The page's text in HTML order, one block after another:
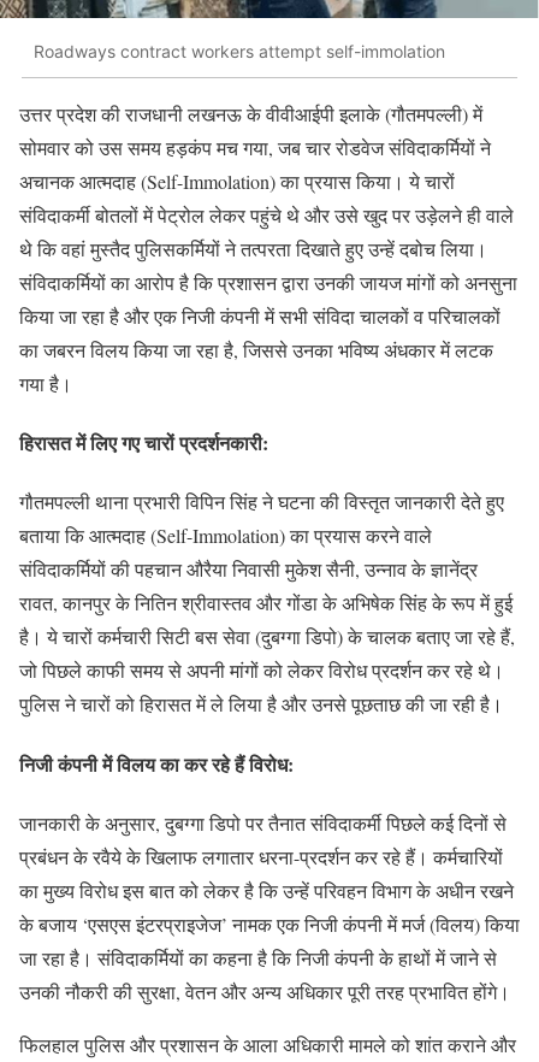
Roadways contract workers attempt self-immolation
उत्तर प्रदेश की राजधानी लखनऊ के वीवीआईपी इलाके (गौतमपल्ली) में
सोमवार को उस समय हड़कंप मच गया, जब चार रोडवेज संविदाकर्मियों ने
अचानक आत्मदाह (Self-Immolation) का प्रयास किया। ये चारों
संविदाकर्मी बोतलों में पेट्रोल लेकर पहुंचे थे और उसे खुद पर उड़ेलने ही वाले
थे कि वहां मुस्तैद पुलिसकर्मियों ने तत्परता दिखाते हुए उन्हें दबोच लिया।
संविदाकर्मियों का आरोप है कि प्रशासन द्वारा उनकी जायज मांगों को अनसुना
किया जा रहा है और एक निजी कंपनी में सभी संविदा चालकों व परिचालकों
का जबरन विलय किया जा रहा है, जिससे उनका भविष्य अंधकार में लटक
गया है।
हिरासत में लिए गए चारों प्रदर्शनकारी:
गौतमपल्ली थाना प्रभारी विपिन सिंह ने घटना की विस्तृत जानकारी देते हुए
बताया कि आत्मदाह (Self-Immolation) का प्रयास करने वाले
संविदाकर्मियों की पहचान औरैया निवासी मुकेश सैनी, उन्नाव के ज्ञानेंद्र
रावत, कानपुर के नितिन श्रीवास्तव और गोंडा के अभिषेक सिंह के रूप में हुई
है। ये चारों कर्मचारी सिटी बस सेवा (दुबग्गा डिपो) के चालक बताए जा रहे हैं,
जो पिछले काफी समय से अपनी मांगों को लेकर विरोध प्रदर्शन कर रहे थे।
पुलिस ने चारों को हिरासत में ले लिया है और उनसे पूछताछ की जा रही है।
निजी कंपनी में विलय का कर रहे हैं विरोध:
जानकारी के अनुसार, दुबग्गा डिपो पर तैनात संविदाकर्मी पिछले कई दिनों से
प्रबंधन के रवैये के खिलाफ लगातार धरना-प्रदर्शन कर रहे हैं। कर्मचारियों
का मुख्य विरोध इस बात को लेकर है कि उन्हें परिवहन विभाग के अधीन रखने
के बजाय ‘एसएस इंटरप्राइजेज’ नामक एक निजी कंपनी में मर्ज (विलय) किया
जा रहा है। संविदाकर्मियों का कहना है कि निजी कंपनी के हाथों में जाने से
उनकी नौकरी की सुरक्षा, वेतन और अन्य अधिकार पूरी तरह प्रभावित होंगे।
फिलहाल पुलिस और प्रशासन के आला अधिकारी मामले को शांत कराने और